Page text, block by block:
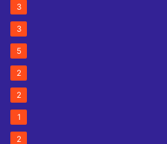
3
3
5
2
2
1
2